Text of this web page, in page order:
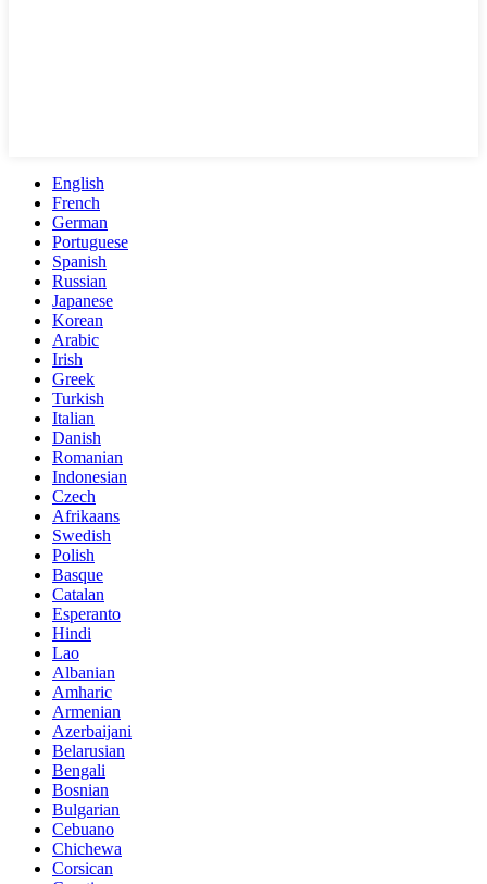
English
French
German
Portuguese
Spanish
Russian
Japanese
Korean
Arabic
Irish
Greek
Turkish
Italian
Danish
Romanian
Indonesian
Czech
Afrikaans
Swedish
Polish
Basque
Catalan
Esperanto
Hindi
Lao
Albanian
Amharic
Armenian
Azerbaijani
Belarusian
Bengali
Bosnian
Bulgarian
Cebuano
Chichewa
Corsican